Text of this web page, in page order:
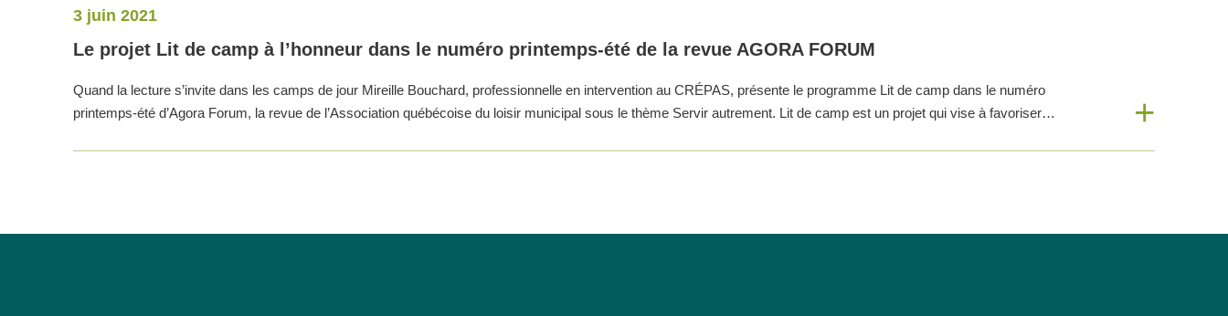
3 juin 2021
Le projet Lit de camp à l’honneur dans le numéro printemps-été de la revue AGORA FORUM
Quand la lecture s’invite dans les camps de jour Mireille Bouchard, professionnelle en intervention au CRÉPAS, présente le programme Lit de camp dans le numéro
printemps-été d’Agora Forum, la revue de l’Association québécoise du loisir municipal sous le thème Servir autrement. Lit de camp est un projet qui vise à favoriser…